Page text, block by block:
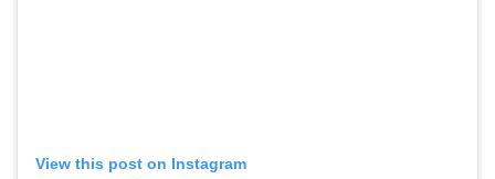
View this post on Instagram